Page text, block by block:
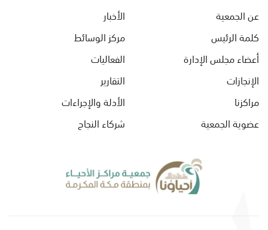
عن الجمعية
كلمة الرئيس
أعضاء مجلس الإدارة
الإنجازات
مراكزنا
عضوية الجمعية
الأخبار
مركز الوسائط
الفعاليات
التقارير
الأدلة والإجراءات
شركاء النجاح